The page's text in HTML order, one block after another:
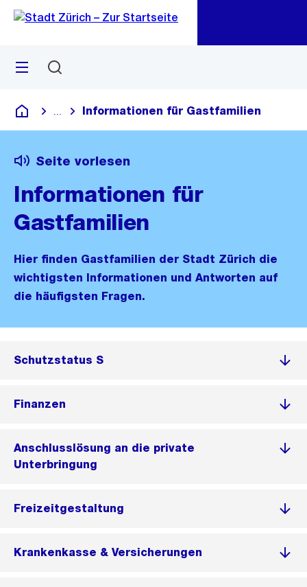
Navigation
Sprunglink
Menü
Deutsch
Blende alle Breadcrumbs ein
Informationen für Gastfamilien
Seite vorlesen
Informationen für
Gastfamilien
Hier finden Gastfamilien der Stadt Zürich die
wichtigsten Informationen und Antworten auf
die häufigsten Fragen.
Schutzstatus S
Finanzen
Anschlusslösung an die private
Unterbringung
Freizeitgestaltung
Krankenkasse & Versicherungen